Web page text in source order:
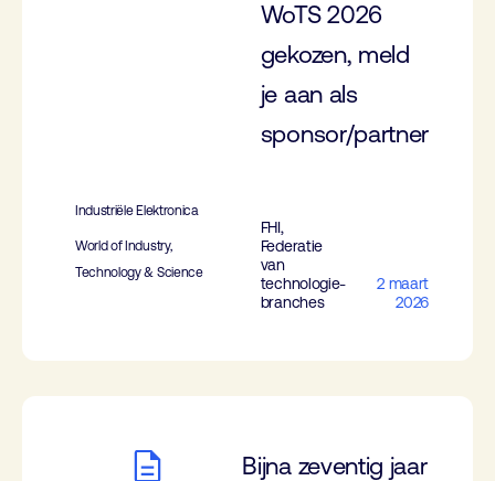
WoTS 2026
gekozen, meld
je aan als
sponsor/partner
Industriële Elektronica
World of Industry,
Technology & Science
FHI,
Federatie
van
technologie-
branches
2 maart
2026
Bijna zeventig jaar